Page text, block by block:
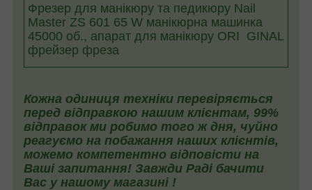
Фрезер для манікюру та педикюру Nail
Master ZS 601 65 W манікюрна машинка
45000 об., апарат для манікюру ORI GINAL
фрейзер фреза
Кожна одиниця техніки перевіряється
перед відправкою нашим клієнтам, 99%
відправок ми робимо того ж дня, чуйно
реагуємо на побажання наших клієнтів,
можемо компетентно відповісти на
Ваші запитання! Завжди Раді бачити
Вас у нашому магазині !